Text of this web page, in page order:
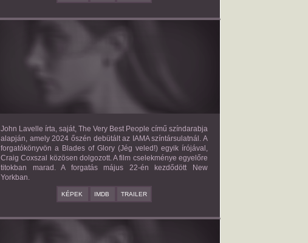
THE VERY BEST PEOPLE
John Lavelle írta, saját, The Very Best People című színdarabja
alapján, amely 2024 őszén debütált az IAMA színtársulatnál. A
forgatókönyvön a Blades of Glory (Jég veled!) egyik írójával,
Craig Coxszal közösen dolgozott. A film cselekménye egyelőre
titokban marad. A forgatás május 22-én kezdődött New
Yorkban.
KÉPEK IMDB TRAILER